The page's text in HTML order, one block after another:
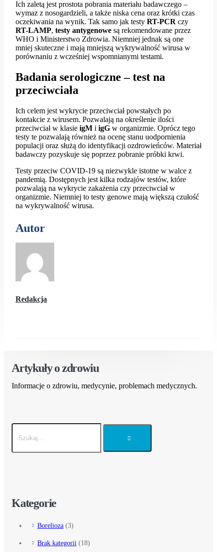
Ich zaletą jest prostota pobrania materiału badawczego –
wymaz z nosogardzieli, a także niska cena oraz krótki czas
oczekiwania na wynik. Tak samo jak testy RT-PCR czy
RT-LAMP, testy antygenowe są rekomendowane przez
WHO i Ministerstwo Zdrowia. Niemniej jednak są one
mniej skuteczne i mają mniejszą wykrywalność wirusa w
porównaniu z wcześniej wspomnianymi testami.
Badania serologiczne – test na
przeciwciała
Ich celem jest wykrycie przeciwciał powstałych po
kontakcie z wirusem. Pozwalają na określenie ilości
przeciwciał w klasie igM i igG w organizmie. Oprócz tego
testy te pozwalają również na ocenę stanu uodpornienia
populacji oraz służą do identyfikacji ozdrowieńców. Materiał
badawczy pozyskuje się poprzez pobranie próbki krwi.
Testy przeciw COVID-19 są niezwykle istotne w walce z
pandemią. Dostępnych jest kilka rodzajów testów, które
pozwalają na wykrycie zakażenia czy przeciwciał w
organizmie. Niemniej to testy genowe mają większą czułość
na wykrywalność wirusa.
Autor
Redakcja
Artykuły o zdrowiu
Informacje o zdrowiu, medycynie, problemach medycznych.
Kategorie
Borelioza (3)
Brak kategorii (18)